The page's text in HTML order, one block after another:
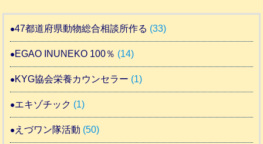
47都道府県動物総合相談所作る (33)
EGAO INUNEKO 100％ (14)
KYG協会栄養カウンセラー (1)
エキゾチック (1)
えづワン隊活動 (50)